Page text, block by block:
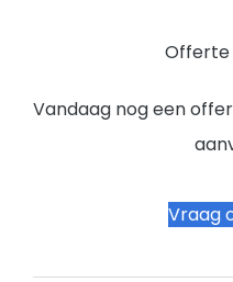
Offerte
Vandaag nog een
Vraag